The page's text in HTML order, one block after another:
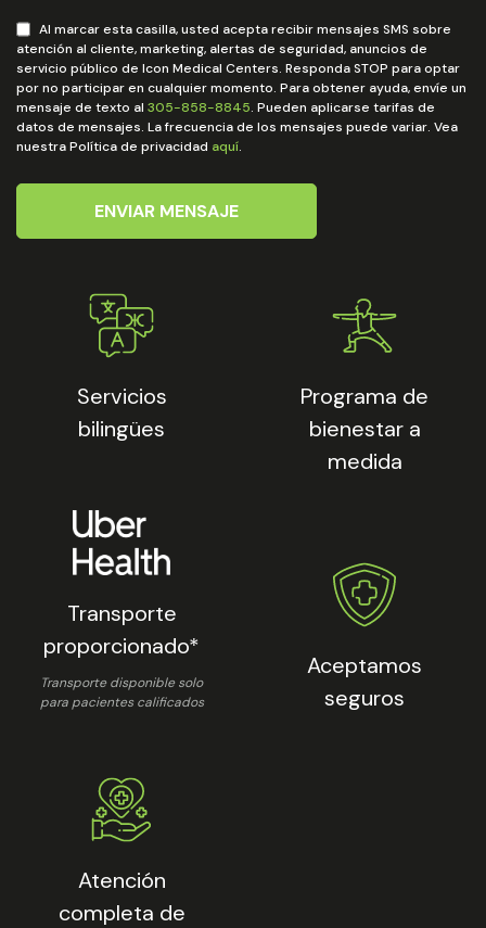
Servicios
bilingües
Transporte
proporcionado*
Transporte disponible solo
para pacientes calificados
Atención
completa de
Al marcar esta casilla, usted acepta recibir mensajes SMS sobre
atención al cliente, marketing, alertas de seguridad, anuncios de
servicio público de Icon Medical Centers. Responda STOP para optar
por no participar en cualquier momento. Para obtener ayuda, envíe un
mensaje de texto al 305-858-8845. Pueden aplicarse tarifas de
datos de mensajes. La frecuencia de los mensajes puede variar. Vea
nuestra Política de privacidad aquí.
ENVIAR MENSAJE
Programa de
bienestar a
medida
Aceptamos
seguros